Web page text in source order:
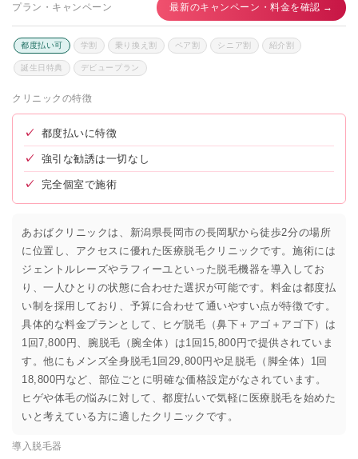
プラン・キャンペーン 最新のキャンペーン・料金を確認 →
都度払い可 学割 乗り換え割 ペア割 シニア割 紹介割
誕生日特典 デビュープラン
クリニックの特徴
✓ 都度払いに特徴
✓ 強引な勧誘は一切なし
✓ 完全個室で施術
あおばクリニックは、新潟県長岡市の長岡駅から徒歩2分の場所
に位置し、アクセスに優れた医療脱毛クリニックです。施術には
ジェントルレーズやラフィーユといった脱毛機器を導入してお
り、一人ひとりの状態に合わせた選択が可能です。料金は都度払
い制を採用しており、予算に合わせて通いやすい点が特徴です。
具体的な料金プランとして、ヒゲ脱毛（鼻下＋アゴ＋アゴ下）は
1回7,800円、腕脱毛（腕全体）は1回15,800円で提供されていま
す。他にもメンズ全身脱毛1回29,800円や足脱毛（脚全体）1回
18,800円など、部位ごとに明確な価格設定がなされています。
ヒゲや体毛の悩みに対して、都度払いで気軽に医療脱毛を始めた
いと考えている方に適したクリニックです。
導入脱毛器